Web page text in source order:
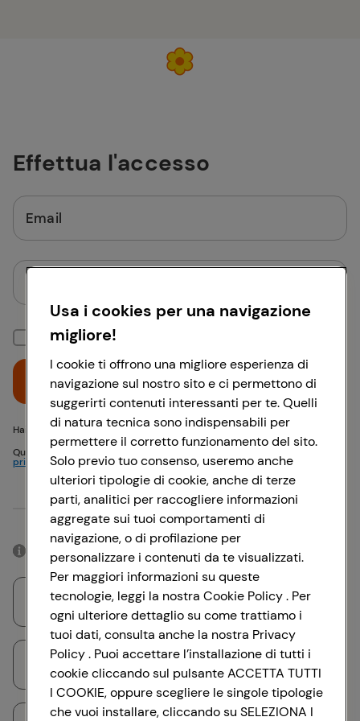
Effettua l'accesso
Email
Mantieni la sessione attiva
Hai problemi di accesso? {{recover-pwd}} o {{recover-email}}
Questo sito è protetto da reCAPTCHA e si applicano
privacy eTermini di servizioGoogle
Accedi
Oppure
Accedendo con il tuo account social, rimarrai connesso per 12 ore.
Accedi con Google
Usa i cookies per una navigazione
migliore!
I cookie ti offrono una migliore esperienza di
navigazione sul nostro sito e ci permettono di
suggerirti contenuti interessanti per te. Quelli
di natura tecnica sono indispensabili per
permettere il corretto funzionamento del sito.
Solo previo tuo consenso, useremo anche
ulteriori tipologie di cookie, anche di terze
parti, analitici per raccogliere informazioni
aggregate sui tuoi comportamenti di
navigazione, o di profilazione per
personalizzare i contenuti da te visualizzati.
Per maggiori informazioni su queste
tecnologie, leggi la nostra Cookie Policy . Per
ogni ulteriore dettaglio su come trattiamo i
tuoi dati, consulta anche la nostra Privacy
Policy . Puoi accettare l’installazione di tutti i
cookie cliccando sul pulsante ACCETTA TUTTI
I COOKIE, oppure scegliere le singole tipologie
che vuoi installare, cliccando su SELEZIONA I